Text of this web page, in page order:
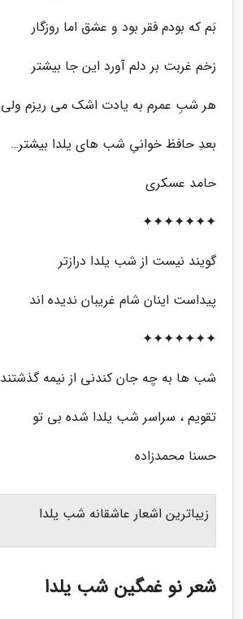
بَم که بودم فقر بود و عشق اما روزگار
زخم غربت بر دلم آورد این جا بیشتر
هر شبِ عمرم به یادت اشک می ریزم ولی
بعدِ حافظ خوانیِ شب های یلدا بیشتر…
حامد عسکری
✦✦✦✦✦✦✦
گویند نیست از شب یلدا درازتر
پیداست اینان شام غریبان ندیده اند
✦✦✦✦✦✦✦
شب ها به چه جان کندنی از نیمه گذشتند
تقویم ، سراسر شب یلدا شده بی تو
حسنا محمدزاده
زیباترین اشعار عاشقانه شب یلدا
شعر نو غمگین شب یلدا